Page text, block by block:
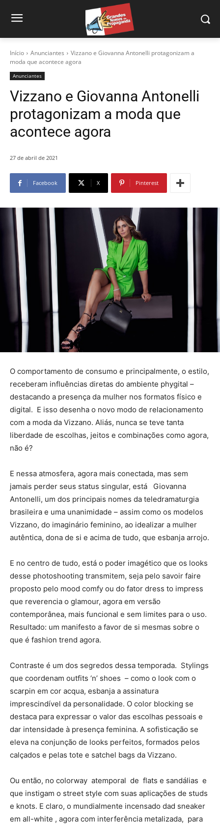
Início Anunciantes
Vizzano e Giovanna Antonelli protagonizam a
moda que acontece agora
Anunciantes
Vizzano e Giovanna Antonelli
protagonizam a moda que
acontece agora
27 de abril de 2021
Facebook X Pinterest
O comportamento de consumo e principalmente, o estilo,
receberam influências diretas do ambiente phygital –
destacando a presença da mulher nos formatos físico e
digital. E isso desenha o novo modo de relacionamento
com a moda da Vizzano. Aliás, nunca se teve tanta
liberdade de escolhas, jeitos e combinações como agora,
não é?
E nessa atmosfera, agora mais conectada, mas sem
jamais perder seus status singular, está Giovanna
Antonelli, um dos principais nomes da teledramaturgia
brasileira e uma unanimidade – assim como os modelos
Vizzano, do imaginário feminino, ao idealizar a mulher
autêntica, dona de si e acima de tudo, que esbanja arrojo.
E no centro de tudo, está o poder imagético que os looks
desse photoshooting transmitem, seja pelo savoir faire
proposto pelo mood comfy ou do fator dress to impress
que reverencia o glamour, agora em versão
contemporânea, mais funcional e sem limites para o uso.
Resultado: um manifesto a favor de si mesmas sobre o
que é fashion trend agora.
Contraste é um dos segredos dessa temporada. Stylings
que coordenam outfits ‘n’ shoes – como o look com o
scarpin em cor acqua, esbanja a assinatura
imprescindível da personalidade. O color blocking se
destaca para expressar o valor das escolhas pessoais e
dar intensidade à presença feminina. A sofisticação se
eleva na conjunção de looks perfeitos, formados pelos
calçados e pelas tote e satchel bags da Vizzano.
Ou então, no colorway atemporal de flats e sandálias e
que instigam o street style com suas aplicações de studs
e knots. E claro, o mundialmente incensado dad sneaker
em all-white , agora com interferência metalizada, para